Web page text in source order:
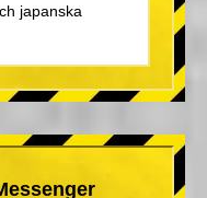
japanska